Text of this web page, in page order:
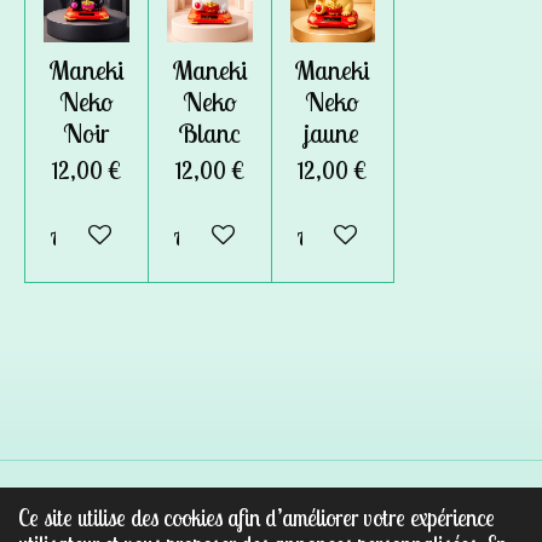
Ce site utilise des cookies afin d’améliorer votre expérience
Maneki
Neko
Noir
12,00 €
Ajouter au panier
Maneki
Neko
Blanc
12,00 €
Ajouter au panier
Maneki
Neko
jaune
12,00 €
Ajouter au panier
© 2022 - 2026 Au paradis des pierres